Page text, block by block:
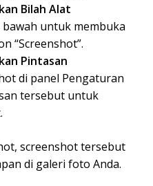
Bilah Alat
untuk membuka
“Screenshot”.
Pintasan
di panel Pengaturan
tersebut untuk
screenshot tersebut
di galeri foto Anda.